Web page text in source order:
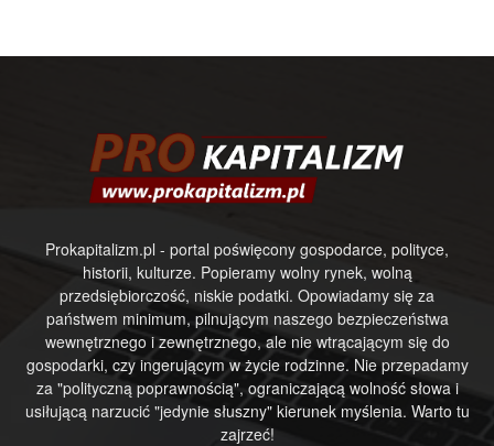
Prokapitalizm.pl - portal poświęcony gospodarce, polityce,
historii, kulturze. Popieramy wolny rynek, wolną
przedsiębiorczość, niskie podatki. Opowiadamy się za
państwem minimum, pilnującym naszego bezpieczeństwa
wewnętrznego i zewnętrznego, ale nie wtrącającym się do
gospodarki, czy ingerującym w życie rodzinne. Nie przepadamy
za "polityczną poprawnością", ograniczającą wolność słowa i
usiłującą narzucić "jedynie słuszny" kierunek myślenia. Warto tu
zajrzeć!